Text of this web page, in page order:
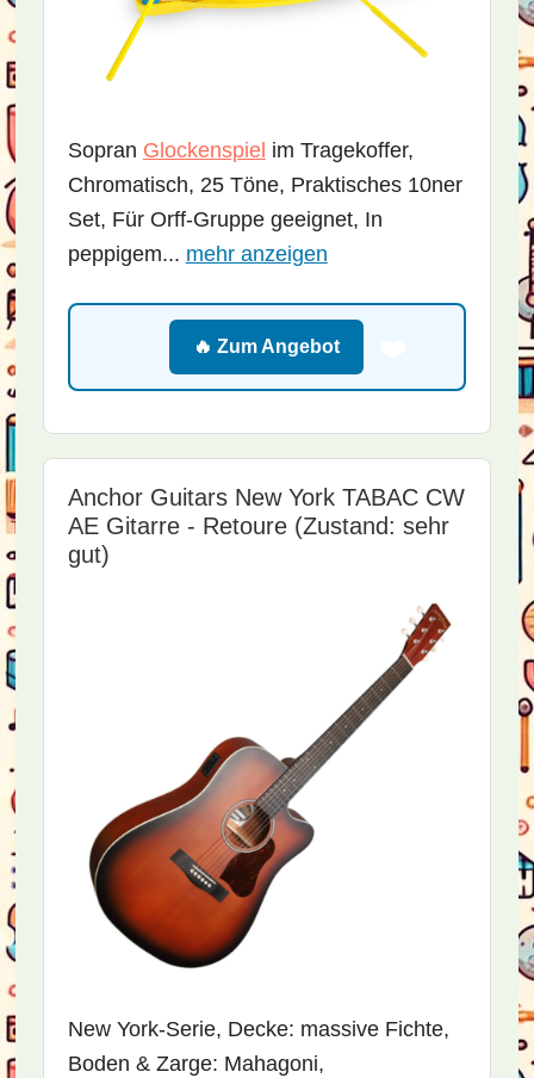
Sopran Glockenspiel im Tragekoffer,
Chromatisch, 25 Töne, Praktisches 10ner
Set, Für Orff-Gruppe geeignet, In
peppigem... mehr anzeigen
🔥 Zum Angebot
Anchor Guitars New York TABAC CW
AE Gitarre - Retoure (Zustand: sehr
gut)
New York-Serie, Decke: massive Fichte,
Boden & Zarge: Mahagoni,